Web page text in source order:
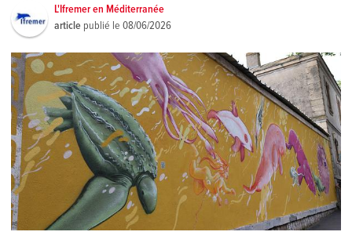
L'Ifremer en Méditerranée
article publié le08/06/2026